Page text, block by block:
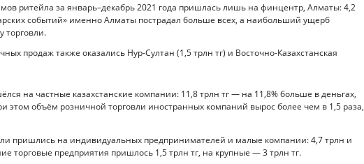
ритейла за январь–декабрь 2021 года пришлась лишь на финцентр, Алматы: 4,2
событий» именно Алматы пострадал больше всех, а наибольший ущерб
торговли.
продаж также оказались Нур-Султан (1,5 трлн тг) и Восточно-Казахстанская
на частные казахстанские компании: 11,8 трлн тг — на 11,8% больше в деньгах,
этом объём розничной торговли иностранных компаний вырос более чем в 1,5 раза,
пришлись на индивидуальных предпринимателей и малые компании: 4,7 трлн и
торговые предприятия пришлось 1,5 трлн тг, на крупные — 3 трлн тг.